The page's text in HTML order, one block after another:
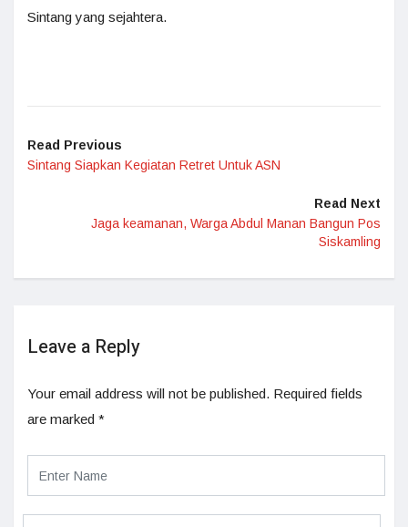
Sintang yang sejahtera.
Read Previous
Sintang Siapkan Kegiatan Retret Untuk ASN
Read Next
Jaga keamanan, Warga Abdul Manan Bangun Pos
Siskamling
Leave a Reply
Your email address will not be published. Required fields
are marked *